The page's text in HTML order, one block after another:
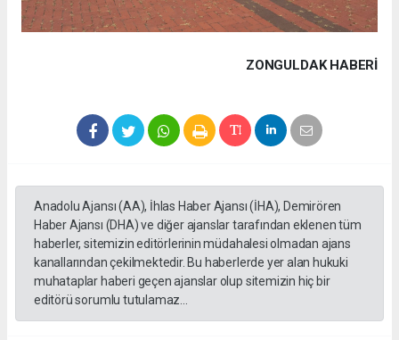
ZONGULDAK HABERİ
Anadolu Ajansı (AA), İhlas Haber Ajansı (İHA), Demirören
Haber Ajansı (DHA) ve diğer ajanslar tarafından eklenen tüm
haberler, sitemizin editörlerinin müdahalesi olmadan ajans
kanallarından çekilmektedir. Bu haberlerde yer alan hukuki
muhataplar haberi geçen ajanslar olup sitemizin hiç bir
editörü sorumlu tutulamaz...